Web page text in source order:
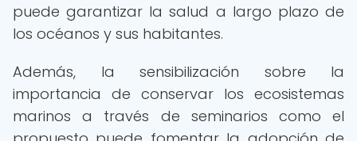
puede garantizar la salud a largo plazo de
los océanos y sus habitantes.
Además, la sensibilización sobre la
importancia de conservar los ecosistemas
marinos a través de seminarios como el